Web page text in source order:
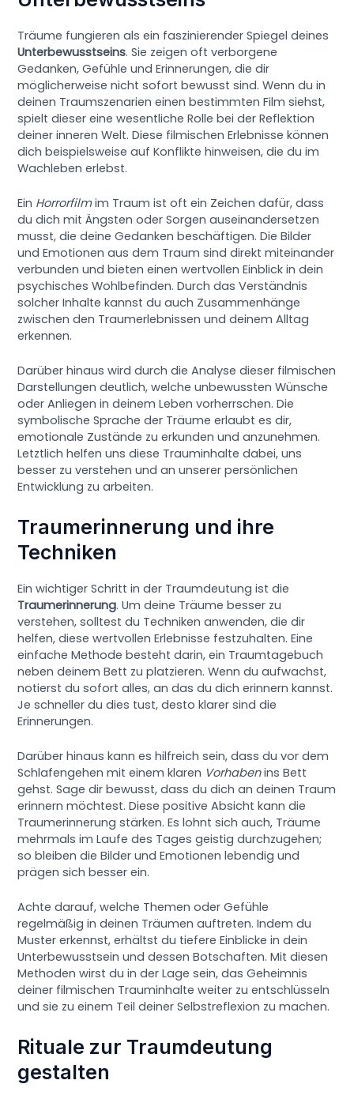
Träume fungieren als ein faszinierender Spiegel deines
Unterbewusstseins. Sie zeigen oft verborgene
Gedanken, Gefühle und Erinnerungen, die dir
möglicherweise nicht sofort bewusst sind. Wenn du in
deinen Traumszenarien einen bestimmten Film siehst,
spielt dieser eine wesentliche Rolle bei der Reflektion
deiner inneren Welt. Diese filmischen Erlebnisse können
dich beispielsweise auf Konflikte hinweisen, die du im
Wachleben erlebst.
Ein Horrorfilmim Traum ist oft ein Zeichen dafür, dass
du dich mit Ängsten oder Sorgen auseinandersetzen
musst, die deine Gedanken beschäftigen. Die Bilder
und Emotionen aus dem Traum sind direkt miteinander
verbunden und bieten einen wertvollen Einblick in dein
psychisches Wohlbefinden. Durch das Verständnis
solcher Inhalte kannst du auch Zusammenhänge
zwischen den Traumerlebnissen und deinem Alltag
erkennen.
Darüber hinaus wird durch die Analyse dieser filmischen
Darstellungen deutlich, welche unbewussten Wünsche
oder Anliegen in deinem Leben vorherrschen. Die
symbolische Sprache der Träume erlaubt es dir,
emotionale Zustände zu erkunden und anzunehmen.
Letztlich helfen uns diese Trauminhalte dabei, uns
besser zu verstehen und an unserer persönlichen
Entwicklung zu arbeiten.
Traumerinnerung und ihre
Techniken
Ein wichtiger Schritt in der Traumdeutung ist die
Traumerinnerung. Um deine Träume besser zu
verstehen, solltest du Techniken anwenden, die dir
helfen, diese wertvollen Erlebnisse festzuhalten. Eine
einfache Methode besteht darin, ein Traumtagebuch
neben deinem Bett zu platzieren. Wenn du aufwachst,
notierst du sofort alles, an das du dich erinnern kannst.
Je schneller du dies tust, desto klarer sind die
Erinnerungen.
Darüber hinaus kann es hilfreich sein, dass du vor dem
Schlafengehen mit einem klaren Vorhabenins Bett
gehst. Sage dir bewusst, dass du dich an deinen Traum
erinnern möchtest. Diese positive Absicht kann die
Traumerinnerung stärken. Es lohnt sich auch, Träume
mehrmals im Laufe des Tages geistig durchzugehen;
so bleiben die Bilder und Emotionen lebendig und
prägen sich besser ein.
Achte darauf, welche Themen oder Gefühle
regelmäßig in deinen Träumen auftreten. Indem du
Muster erkennst, erhältst du tiefere Einblicke in dein
Unterbewusstsein und dessen Botschaften. Mit diesen
Methoden wirst du in der Lage sein, das Geheimnis
deiner filmischen Trauminhalte weiter zu entschlüsseln
und sie zu einem Teil deiner Selbstreflexion zu machen.
Rituale zur Traumdeutung
gestalten